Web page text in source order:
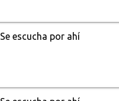
Se escucha por ahí